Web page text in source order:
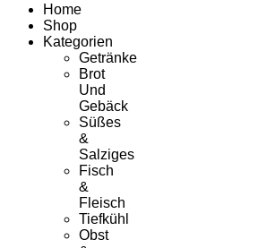
Home
Shop
Kategorien
Getränke
Brot
Und
Gebäck
Süßes
&
Salziges
Fisch
&
Fleisch
Tiefkühl
Obst